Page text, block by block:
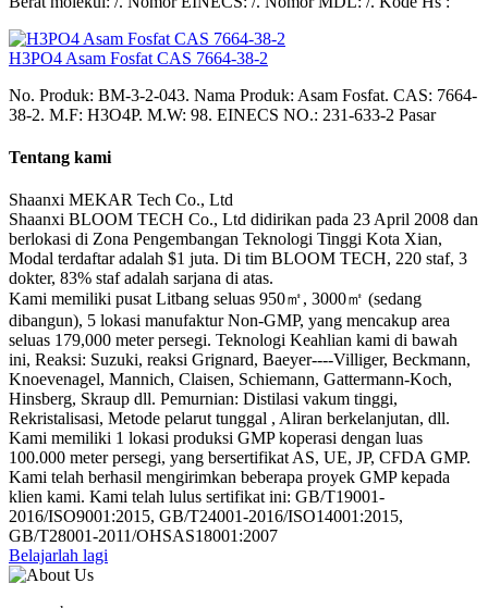
H3PO4 Asam Fosfat CAS 7664-38-2
No. Produk: BM-3-2-043. Nama Produk: Asam Fosfat. CAS: 7664-
38-2. M.F: H3O4P. M.W: 98. EINECS NO.: 231-633-2 Pasar
Tentang kami
Shaanxi MEKAR Tech Co., Ltd
Shaanxi BLOOM TECH Co., Ltd didirikan pada 23 April 2008 dan
berlokasi di Zona Pengembangan Teknologi Tinggi Kota Xian,
Modal terdaftar adalah $1 juta. Di tim BLOOM TECH, 220 staf, 3
dokter, 83% staf adalah sarjana di atas.
Kami memiliki pusat Litbang seluas 950㎡, 3000㎡ (sedang
dibangun), 5 lokasi manufaktur Non-GMP, yang mencakup area
seluas 179,000 meter persegi. Teknologi Keahlian kami di bawah
ini, Reaksi: Suzuki, reaksi Grignard, Baeyer----Villiger, Beckmann,
Knoevenagel, Mannich, Claisen, Schiemann, Gattermann-Koch,
Hinsberg, Skraup dll. Pemurnian: Distilasi vakum tinggi,
Rekristalisasi, Metode pelarut tunggal , Aliran berkelanjutan, dll.
Kami memiliki 1 lokasi produksi GMP koperasi dengan luas
100.000 meter persegi, yang bersertifikat AS, UE, JP, CFDA GMP.
Kami telah berhasil mengirimkan beberapa proyek GMP kepada
klien kami. Kami telah lulus sertifikat ini: GB/T19001-
2016/ISO9001:2015, GB/T24001-2016/ISO14001:2015,
GB/T28001-2011/OHSAS18001:2007
Belajarlah lagi